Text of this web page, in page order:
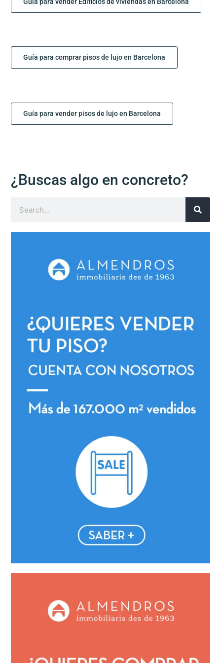
Guía para comprar pisos de lujo en Barcelona
Guía para vender pisos de lujo en Barcelona
¿Buscas algo en concreto?